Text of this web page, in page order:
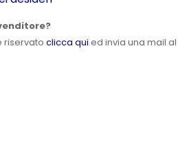
riservato clicca qui ed invia una mail al